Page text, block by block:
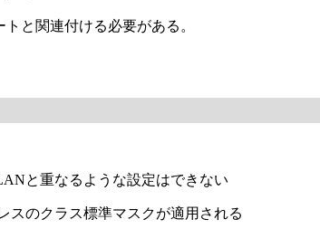
と関連付ける必要がある。
と重なるような設定はできない
スのクラス標準マスクが適用される